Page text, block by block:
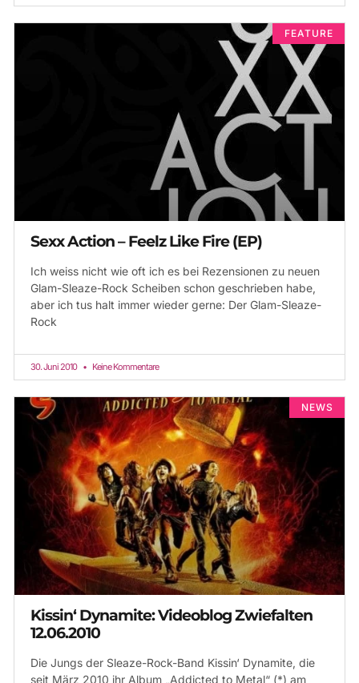
FEATURE
Sexx Action – Feelz Like Fire (EP)
Ich weiss nicht wie oft ich es bei Rezensionen zu neuen
Glam-Sleaze-Rock Scheiben schon geschrieben habe,
aber ich tus halt immer wieder gerne: Der Glam-Sleaze-
Rock
30. Juni 2010 Keine Kommentare
NEWS
Kissin‘ Dynamite: Videoblog Zwiefalten
12.06.2010
Die Jungs der Sleaze-Rock-Band Kissin‘ Dynamite, die
seit März 2010 ihr Album „Addicted to Metal“ (*) am